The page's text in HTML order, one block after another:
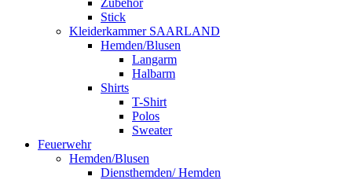
Zubehör
Stick
Kleiderkammer SAARLAND
Hemden/Blusen
Langarm
Halbarm
Shirts
T-Shirt
Polos
Sweater
Feuerwehr
Hemden/Blusen
Diensthemden/ Hemden